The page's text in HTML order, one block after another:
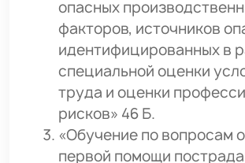
опасных
факторов, источников
идентифицированных в
специальной оценки
труда и оценки
рисков» 46 Б.
«Обучение по вопросам
первой помощи